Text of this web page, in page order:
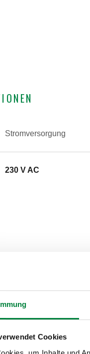
Cookies
Stromversorgung
230 V AC